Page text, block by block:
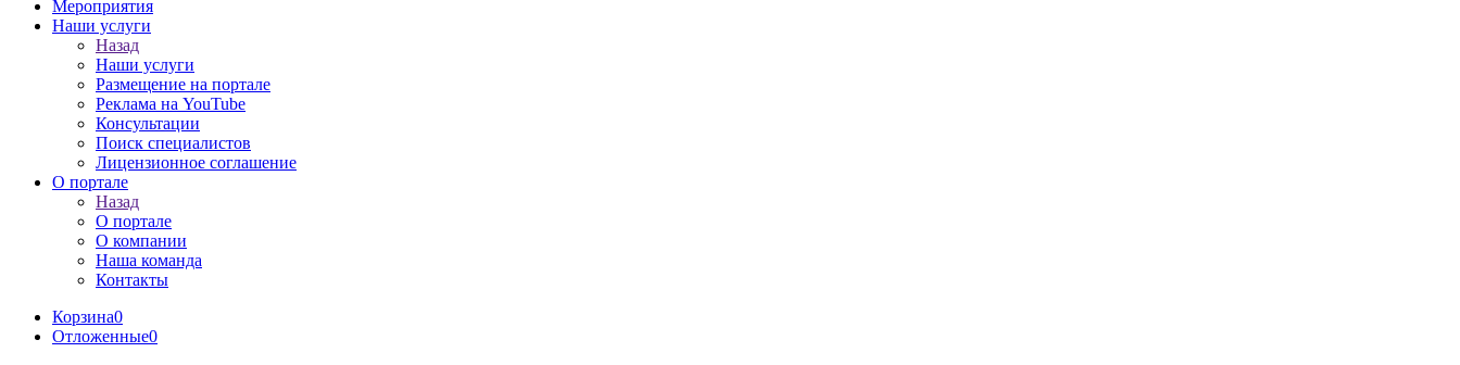
Мероприятия
Наши услуги
Назад
Наши услуги
Размещение на портале
Реклама на YouTube
Консультации
Поиск специалистов
Лицензионное соглашение
О портале
Назад
О портале
О компании
Наша команда
Контакты
Корзина0
Отложенные0